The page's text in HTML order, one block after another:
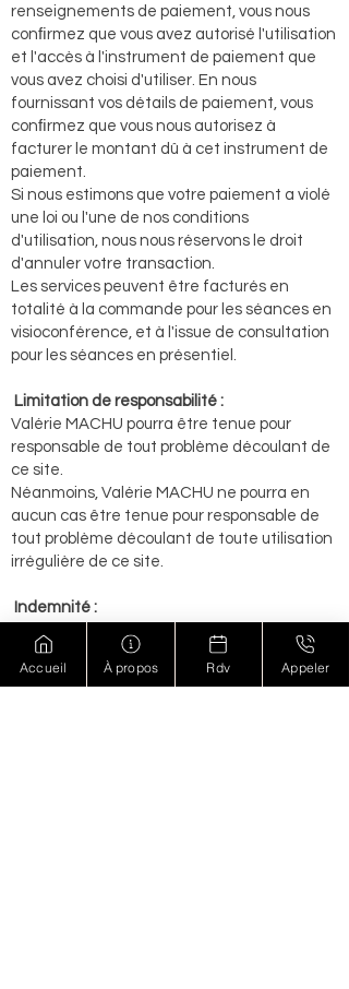
renseignements de paiement, vous nous
conﬁrmez que vous avez autorisé l'utilisation
et l'accès à l'instrument de paiement que
vous avez choisi d'utiliser. En nous
fournissant vos détails de paiement, vous
conﬁrmez que vous nous autorisez à
facturer le montant dû à cet instrument de
paiement.
Si nous estimons que votre paiement a violé
une loi ou l'une de nos conditions
d'utilisation, nous nous réservons le droit
d'annuler votre transaction.
Les services peuvent être facturés en
totalité à la commande pour les séances en
visioconférence, et à l'issue de consultation
pour les séances en présentiel.
Limitation de responsabilité :
Valérie MACHU pourra être tenue pour
responsable de tout problème découlant de
ce site.
Néanmoins, Valérie MACHU ne pourra en
aucun cas être tenue pour responsable de
tout problème découlant de toute utilisation
irrégulière de ce site.
Indemnité :
En tant qu'utilisateur, vous indemnisez par
les présentes Valérie MACHU de toute
responsabilité, de tout coût, de toute cause
Accueil À propos Rdv Appeler